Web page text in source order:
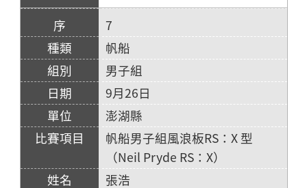
7
帆船
男子組
9月26日
澎湖縣
帆船男子組風浪板RS：X 型
（Neil Pryde RS：X）
張浩